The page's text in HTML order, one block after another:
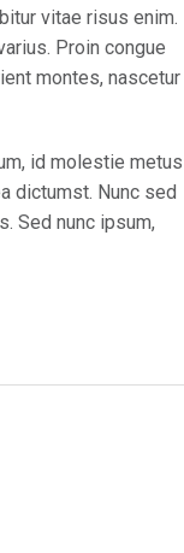
vitae risus enim.
Proin congue
montes, nascetur
id molestie metus
dictumst. Nunc sed
Sed nunc ipsum,